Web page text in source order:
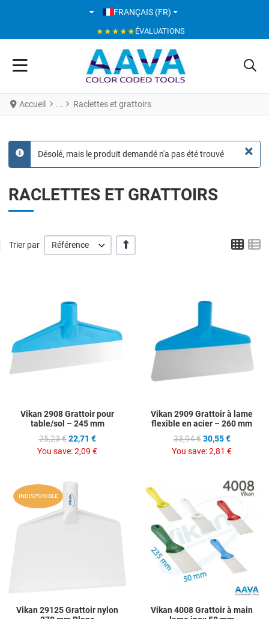
SÉLECTIONNEZ VOTRE LANGUE
FRANÇAIS (FR)
★★★★★ÉVALUATIONS
Accueil Raclettes et grattoirs
×
info
Désolé, mais le produit demandé n'a pas été trouvé
RACLETTES ET GRATTOIRS
Trier par Référence ' +/-' Grid
Quick View
Vikan 2908 Grattoir pour
table/sol – 245 mm
25,23 € 22,71 €
You save:2,09 €
Vikan 2909 Grattoir à lame
flexible en acier – 260 mm
33,94 € 30,55 €
You save:2,81 €
INDISPONIBLE
Add to Wishlist
Add to Compare
Quick View
Vikan 29125 Grattoir nylon
Vikan 4008 Grattoir à main